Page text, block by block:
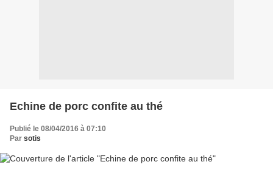
Echine de porc confite au thé
Publié le 08/04/2016 à 07:10
Par sotis